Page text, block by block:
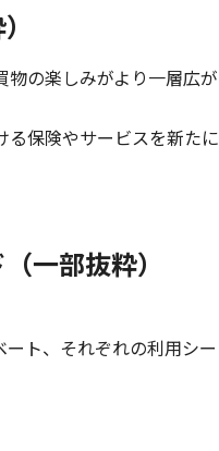
物の楽しみがより一層広が
る保険やサービスを新たに
一部抜粋）
ト、それぞれの利用シー